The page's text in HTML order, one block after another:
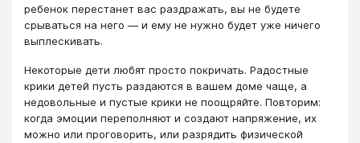
ребенок перестанет вас раздражать, вы не будете
срываться на него — и ему не нужно будет уже ничего
выплескивать.
Некоторые дети любят просто покричать. Радостные
крики детей пусть раздаются в вашем доме чаще, а
недовольные и пустые крики не поощряйте. Повторим:
когда эмоции переполняют и создают напряжение, их
можно или проговорить, или разрядить физической